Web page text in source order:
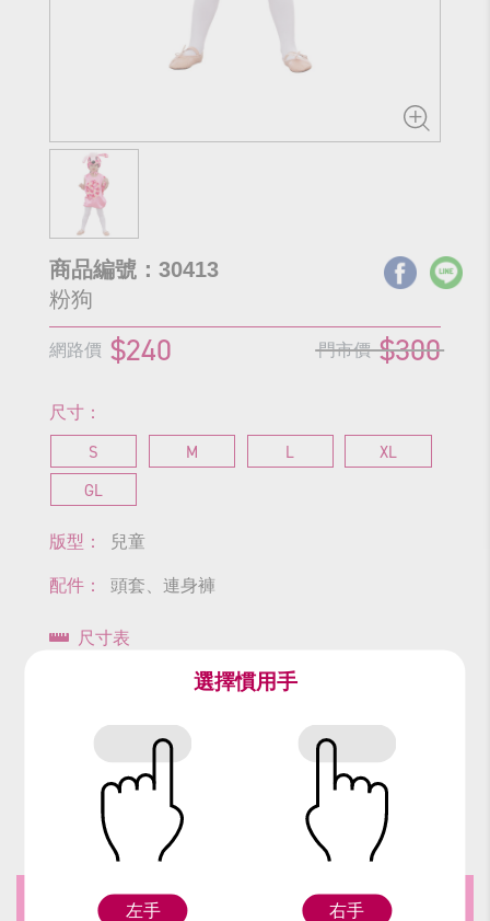
商品編號：30413
粉狗
網路價 $240 門市價 $300
尺寸：
S M L
XL
GL
版型： 兒童
配件： 頭套、連身褲
尺寸表
#貴賓狗
#膪小狗英雄
#Animal
推薦商品
選擇慣用手
左手 右手